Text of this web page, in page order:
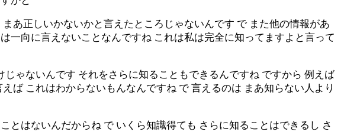
あ正しいかないかと言えたところじゃないんです で また他の情報があ
一向に言えないことなんですね これは私は完全に知ってますよと言って
ゃないんです それをさらに知ることもできるんですね ですから 例えば
ば これはわからないもんなんですね で 言えるのは まあ知らない人より
はないんだからね で いくら知識得ても さらに知ることはできるし さ